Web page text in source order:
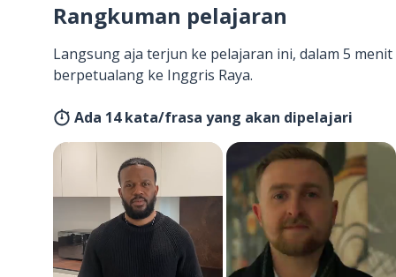
Rangkuman pelajaran
Langsung aja terjun ke pelajaran ini, dalam 5
berpetualang ke Inggris Raya.
Ada 14 kata/frasa yang akan dipelajari